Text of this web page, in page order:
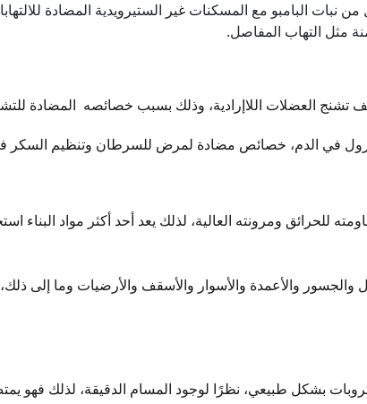
البامبو مع المسكنات غير الستيرويدية المضادة للالتهابات
مثل التهاب المفاصل.
تشنج العضلات اللاإرادية، وذلك بسبب خصائصه المضادة
في الدم، خصائص مضادة لمرض للسرطان وتنظيم السكر
للحرائق ومرونته العالية، لذلك يعد أحد أكثر مواد
والجسور والأعمدة والأسوار والأسقف والأرضيات وما إلى
بشكل طبيعي، نظرًا لوجود المسام الدقيقة، لذلك فهو